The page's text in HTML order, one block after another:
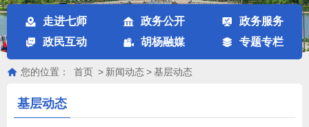
走进七师 政务公开
政务服务
政民互动
胡杨融媒 专题专栏
您的位置： 首页 > 新闻动态>基层动态
基层动态